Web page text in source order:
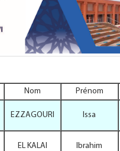
Nom Prénom
EZZAGOURI Issa
EL KALAI Ibrahim